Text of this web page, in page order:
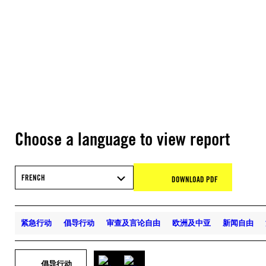
Choose a language to view report
FRENCH DOWNLOAD PDF
紧急行动 倡导行动 审查及言论自由 欧洲及中亚 新闻自由
倡导行动